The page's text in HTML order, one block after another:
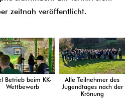
zeitnah veröffentlicht.
Betrieb beim KK-
Wettbewerb
Alle Teilnehmer des
Jugendtages nach der
Krönung